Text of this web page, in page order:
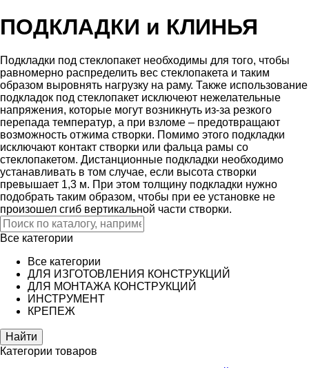
ПОДКЛАДКИ и КЛИНЬЯ
Подкладки под стеклопакет необходимы для того, чтобы
равномерно распределить вес стеклопакета и таким
образом выровнять нагрузку на раму. Также использование
подкладок под стеклопакет исключеют нежелательные
напряжения, которые могут возникнуть из-за резкого
перепада температур, а при взломе – предотвращают
возможность отжима створки. Помимо этого подкладки
исключают контакт створки или фальца рамы со
стеклопакетом. Дистанционные подкладки необходимо
устанавливать в том случае, если высота створки
превышает 1,3 м. При этом толщину подкладки нужно
подобрать таким образом, чтобы при ее установке не
произошел сгиб вертикальной части створки.
Все категории
Все категории
ДЛЯ ИЗГОТОВЛЕНИЯ КОНСТРУКЦИЙ
ДЛЯ МОНТАЖА КОНСТРУКЦИЙ
ИНСТРУМЕНТ
КРЕПЕЖ
Категории товаров